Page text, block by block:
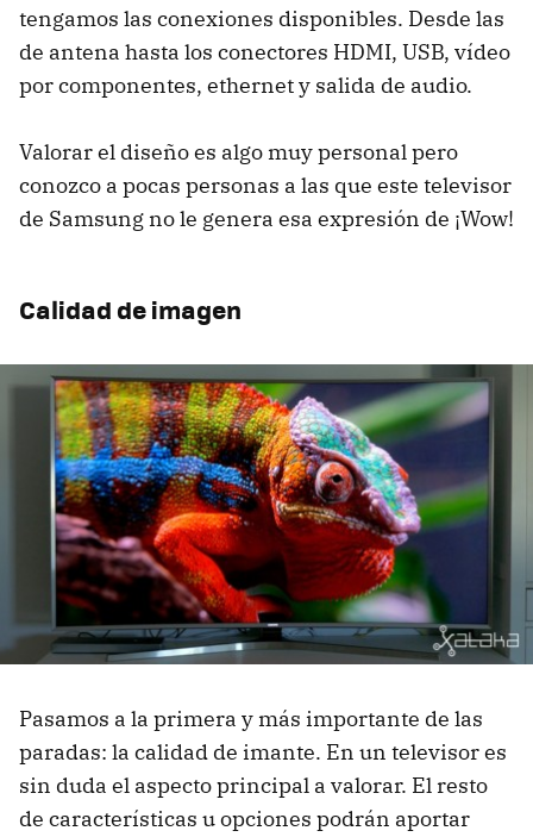
tengamos las conexiones disponibles. Desde las
de antena hasta los conectores HDMI, USB, vídeo
por componentes, ethernet y salida de audio.
Valorar el diseño es algo muy personal pero
conozco a pocas personas a las que este televisor
de Samsung no le genera esa expresión de ¡Wow!
Calidad de imagen
Pasamos a la primera y más importante de las
paradas: la calidad de imante. En un televisor es
sin duda el aspecto principal a valorar. El resto
de características u opciones podrán aportar